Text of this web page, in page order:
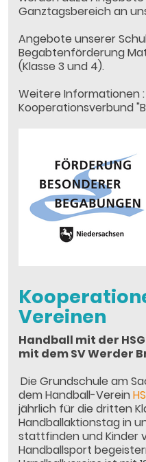
Ganztagsbereich an
Angebote unserer
Begabtenförderung
(Klasse 3 und 4).
Weitere Informationen :
Kooperationsverbund
Vereinen
Handball mit der
mit dem SV Werder
Die Grundschule am
dem Handball-Verein
jährlich für die dritten
Handballaktionstag in
stattfinden und Kinder
Handballsport